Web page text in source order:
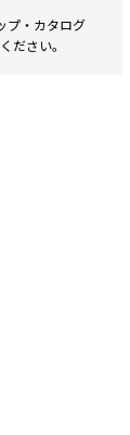
プ・ カタログ
ださい。